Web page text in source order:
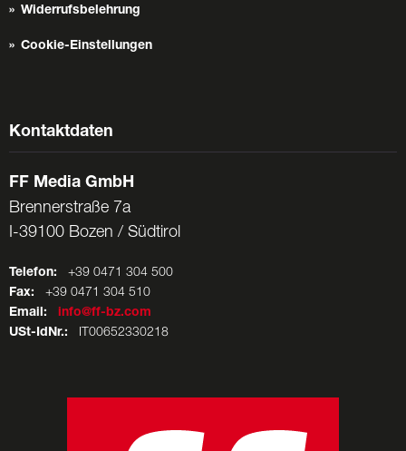
Widerrufsbelehrung
Cookie-Einstellungen
Kontaktdaten
FF Media GmbH
Brennerstraße 7a
I-39100 Bozen / Südtirol
Telefon: +39 0471 304 500
Fax: +39 0471 304 510
Email:
info@ff-bz.com
USt-IdNr.: IT00652330218